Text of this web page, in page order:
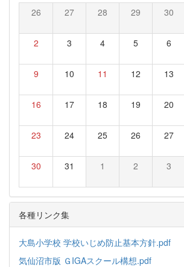
26 27 28 29 30
2 3 4 5 6
9 10 11 12 13
16 17 18 19 20
23 24 25 26 27
30 31 1 2 3
各種リンク集
大島小学校 学校いじめ防止基本方針.pdf
気仙沼市版 ＧIGAスクール構想.pdf